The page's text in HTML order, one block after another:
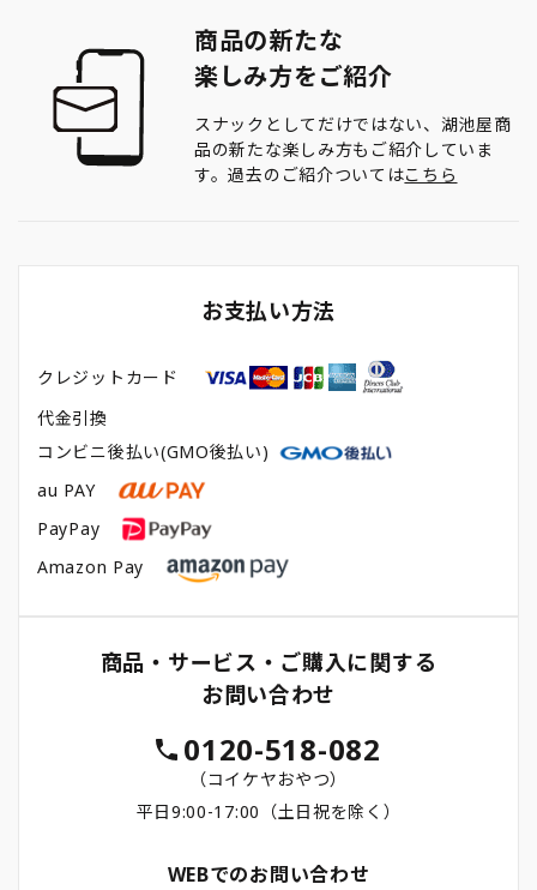
商品の新たな
楽しみ方をご紹介
スナックとしてだけではない、湖池屋商
品の新たな楽しみ方もご紹介していま
す。過去のご紹介ついてはこちら
お支払い方法
クレジットカード
代金引換
コンビニ後払い(GMO後払い)
au PAY
PayPay
Amazon Pay
商品・サービス・ご購入に関する
お問い合わせ
0120-518-082
（コイケヤおやつ）
平日9:00-17:00（土日祝を除く）
WEBでのお問い合わせ